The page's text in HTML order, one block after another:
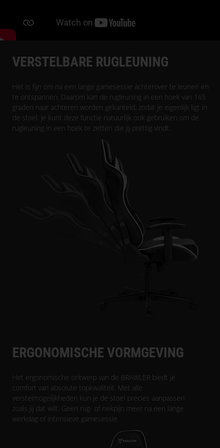
VERSTELBARE RUGLEUNING
Het is fijn om na een lange gamesessie achterover te leunen en
te ontspannen. Daarom kan de rugleuning in een hoek van 165
graden naar achteren worden gekanteld, zodat je eigenlijk ligt in
de stoel. Je kunt deze functie natuurlijk ook gebruiken om de
rugleuning in een hoek te zetten die jij prettig vindt.
ERGONOMISCHE VORMGEVING
Het ergonomische ontwerp van de BRAWLER biedt je
comfort van absolute topkwaliteit. Met alle
verstelmogelijkheden kun je de stoel precies aanpassen
zoals jij dat wilt. Geen rug- of nekpijn meer na een lange
werkdag of intensieve gamesessie.